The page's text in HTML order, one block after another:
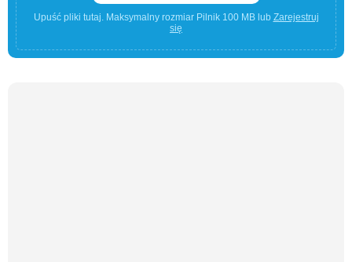
Upuść pliki tutaj. Maksymalny rozmiar Pilnik 100 MB lub Zarejestruj
się